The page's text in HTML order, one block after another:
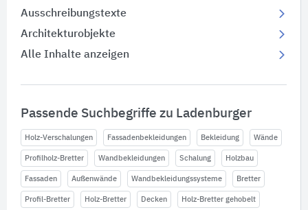
Ausschreibungstexte
Architekturobjekte
Alle Inhalte anzeigen
Passende Suchbegriffe zu Ladenburger
Holz-Verschalungen Fassadenbekleidungen Bekleidung Wände
Profilholz-Bretter Wandbekleidungen Schalung Holzbau
Fassaden Außenwände Wandbekleidungssysteme Bretter
Profil-Bretter Holz-Bretter Decken Holz-Bretter gehobelt